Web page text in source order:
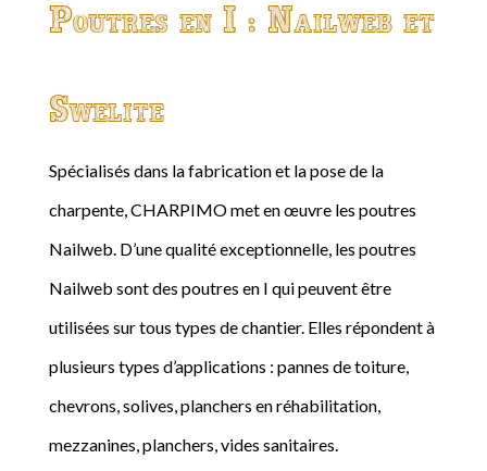
Poutres en I : Nailweb et
Swelite
Spécialisés dans la fabrication et la pose de la
charpente, CHARPIMO met en œuvre les poutres
Nailweb. D’une qualité exceptionnelle, les poutres
Nailweb sont des poutres en I qui peuvent être
utilisées sur tous types de chantier. Elles répondent à
plusieurs types d’applications : pannes de toiture,
chevrons, solives, planchers en réhabilitation,
mezzanines, planchers, vides sanitaires.